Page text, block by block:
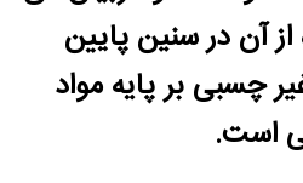
از آن در سنین پایین
چسبی بر پایه مواد
است.